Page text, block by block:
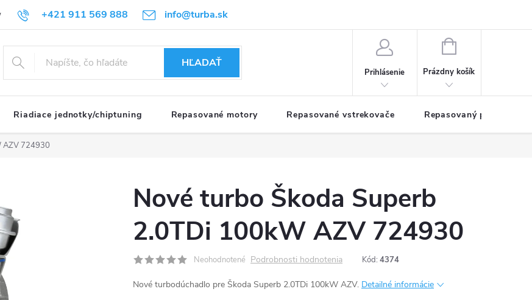
+421 911 569 888 info@turba.sk
GDPR
HĽADAŤ
Prihlásenie
NÁKUPNÝ
Prázdny košík
Riadiace jednotky/chiptuning Repasované motory Repasované vstrekovače Repasovaný pohon TDM
AZV 724930
Nové turbo Škoda Superb
2.0TDi 100kW AZV 724930
Neohodnotené Podrobnosti hodnotenia Kód: 4374
Nové turbodúchadlo pre Škoda Superb 2.0TDi 100kW AZV. Detailné informácie